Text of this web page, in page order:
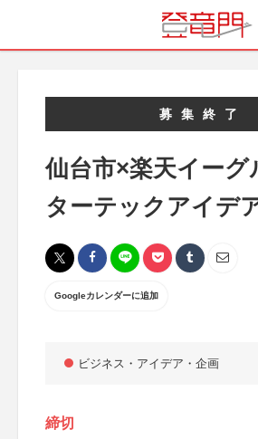
募集終了
仙台市×楽天イーグ
ターテックアイデ
Googleカレンダーに追加
ビジネス・アイデア・企画
締切